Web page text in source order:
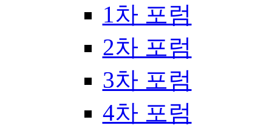
1차 포럼
2차 포럼
3차 포럼
4차 포럼